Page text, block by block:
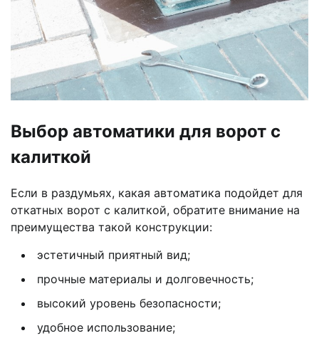
Выбор автоматики для ворот с
калиткой
Если в раздумьях, какая автоматика подойдет для
откатных ворот с калиткой, обратите внимание на
преимущества такой конструкции:
эстетичный приятный вид;
прочные материалы и долговечность;
высокий уровень безопасности;
удобное использование;